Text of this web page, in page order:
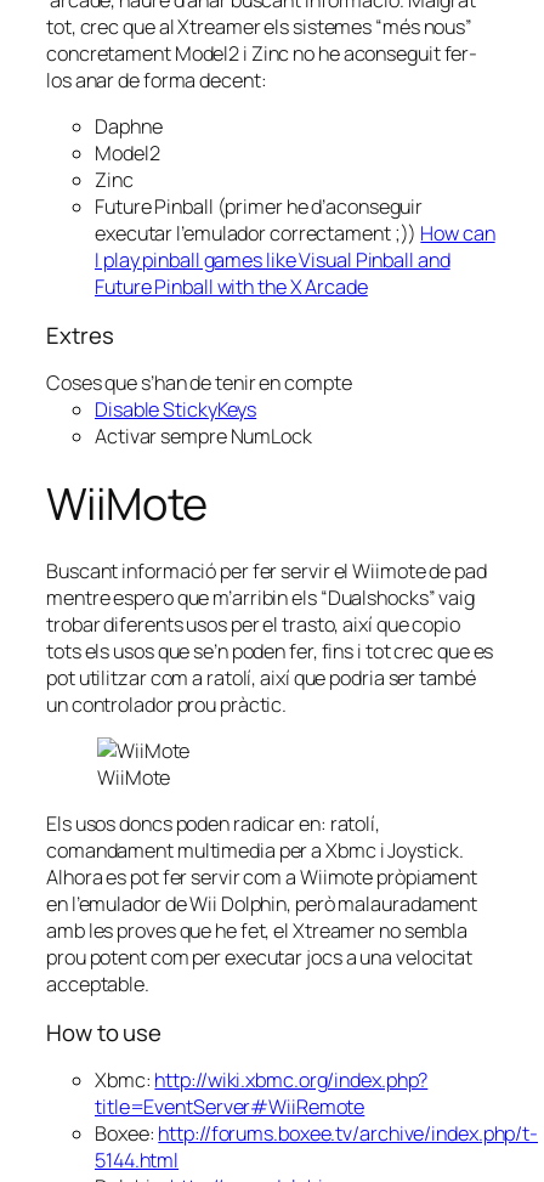
tot, crec que al Xtreamer els sistemes “més nous”
concretament Model2 i Zinc no he aconseguit fer-
los anar de forma decent:
Daphne
Model2
Zinc
Future Pinball (primer he d’aconseguir
executar l’emulador correctament ;)) How can
I play pinball games like Visual Pinball and
Future Pinball with the X Arcade
Extres
Coses que s’han de tenir en compte
Disable StickyKeys
Activar sempre NumLock
WiiMote
Buscant informació per fer servir el Wiimote de pad
mentre espero que m’arribin els “Dualshocks” vaig
trobar diferents usos per el trasto, així que copio
tots els usos que se’n poden fer, fins i tot crec que es
pot utilitzar com a ratolí, així que podria ser també
un controlador prou pràctic.
WiiMote
Els usos doncs poden radicar en: ratolí,
comandament multimedia per a Xbmc i Joystick.
Alhora es pot fer servir com a Wiimote pròpiament
en l’emulador de Wii Dolphin, però malauradament
amb les proves que he fet, el Xtreamer no sembla
prou potent com per executar jocs a una velocitat
acceptable.
How to use
Xbmc: http://wiki.xbmc.org/index.php?
title=EventServer#WiiRemote
Boxee: http://forums.boxee.tv/archive/index.php/t-
5144.html